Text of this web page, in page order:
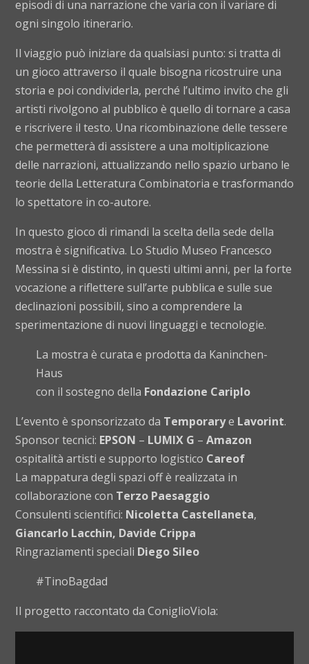
episodi di una narrazione che varia con il variare di
ogni singolo itinerario.
Il viaggio può iniziare da qualsiasi punto: si tratta di
un gioco attraverso il quale bisogna ricostruire una
storia e poi condividerla, perché l’ultimo invito che gli
artisti rivolgono al pubblico è quello di tornare a casa
e riscrivere il testo. Una ricombinazione delle tessere
che permetterà di assistere a una moltiplicazione
delle narrazioni, attualizzando nello spazio urbano le
teorie della Letteratura Combinatoria e trasformando
lo spettatore in co-autore.
In questo gioco di rimandi la scelta della sede della
mostra è significativa. Lo Studio Museo Francesco
Messina si è distinto, in questi ultimi anni, per la forte
vocazione a riflettere sull’arte pubblica e sulle sue
declinazioni possibili, sino a comprendere la
sperimentazione di nuovi linguaggi e tecnologie.
La mostra è curata e prodotta da Kaninchen-
Haus
con il sostegno della Fondazione Cariplo
L’evento è sponsorizzato da Temporarye Lavorint.
Sponsor tecnici: EPSON – LUMIX G – Amazon
ospitalità artisti e supporto logistico Careof
La mappatura degli spazi off è realizzata in
collaborazione con Terzo Paesaggio
Consulenti scientifici: Nicoletta Castellaneta,
Giancarlo Lacchin, Davide Crippa
Ringraziamenti speciali Diego Sileo
#TinoBagdad
Il progetto raccontato da ConiglioViola: